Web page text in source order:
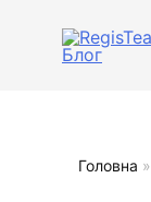
Головна »